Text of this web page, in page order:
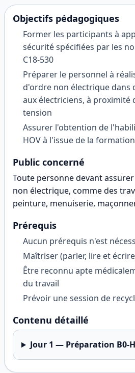
Objectifs pédagogiques
Former les participants à
sécurité spécifiées par les
C18-530
Préparer le personnel à
d'ordre non électrique dans
aux électriciens, à proximité
tension
Assurer l'obtention de
HOV à l'issue de la formation
Public concerné
Toute personne devant
non électrique, comme des
peinture, menuiserie,
Prérequis
Aucun prérequis n'est
Maîtriser (parler, lire et
Être reconnu apte
du travail
Prévoir une session de
Contenu détaillé
Jour 1 — Préparation B0-